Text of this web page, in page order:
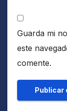
Guarda mi
este
comente.